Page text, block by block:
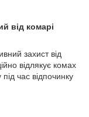
від комарі
захист від
відлякує комах
час відпочинку